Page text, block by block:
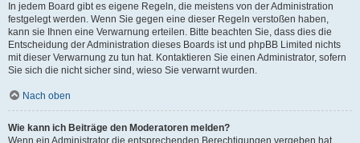
In jedem Board gibt es eigene Regeln, die meistens von der Administration
festgelegt werden. Wenn Sie gegen eine dieser Regeln verstoßen haben,
kann sie Ihnen eine Verwarnung erteilen. Bitte beachten Sie, dass dies die
Entscheidung der Administration dieses Boards ist und phpBB Limited nichts
mit dieser Verwarnung zu tun hat. Kontaktieren Sie einen Administrator, sofern
Sie sich die nicht sicher sind, wieso Sie verwarnt wurden.
Nach oben
Wie kann ich Beiträge den Moderatoren melden?
Wenn ein Administrator die entsprechenden Berechtigungen vergeben hat,